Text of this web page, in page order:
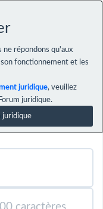
répondons qu'aux
fonctionnement et les
juridique, veuillez
juridique.
juridique